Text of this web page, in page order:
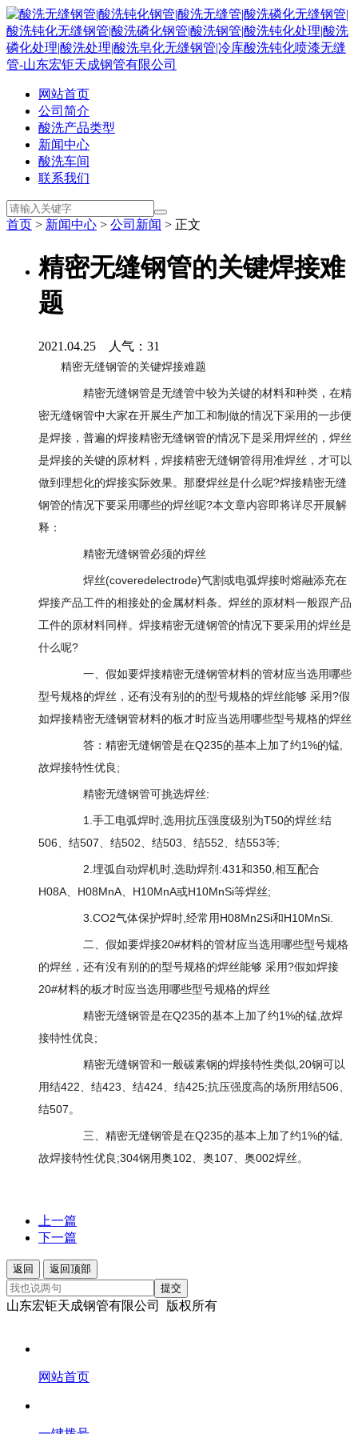
网站首页
公司简介
酸洗产品类型
新闻中心
酸洗车间
联系我们
首页 > 新闻中心 > 公司新闻 > 正文
精密无缝钢管的关键焊接难
题
2021.04.25 人气： 31
精密无缝钢管的关键焊接难题
精密无缝钢管是无缝管中较为关键的材料和种类，在精
密无缝钢管中大家在开展生产加工和制做的情况下采用的一步便
是焊接，普遍的焊接精密无缝钢管的情况下是采用焊丝的，焊丝
是焊接的关键的原材料，焊接精密无缝钢管得用准焊丝，才可以
做到理想化的焊接实际效果。那麼焊丝是什么呢?焊接精密无缝
钢管的情况下要采用哪些的焊丝呢?本文章内容即将详尽开展解
释：
精密无缝钢管必须的焊丝
焊丝(coveredelectrode)气割或电弧焊接时熔融添充在
焊接产品工件的相接处的金属材料条。焊丝的原材料一般跟产品
工件的原材料同样。焊接精密无缝钢管的情况下要采用的焊丝是
什么呢?
一、假如要焊接精密无缝钢管材料的管材应当选用哪些
型号规格的焊丝，还有没有别的的型号规格的焊丝能够 采用?假
如焊接精密无缝钢管材料的板才时应当选用哪些型号规格的焊丝
答：精密无缝钢管是在Q235的基本上加了约1%的锰,
故焊接特性优良;
精密无缝钢管可挑选焊丝:
1.手工电弧焊时,选用抗压强度级别为T50的焊丝:结
506、结507、结502、结503、结552、结553等;
2.埋弧自动焊机时,选助焊剂:431和350,相互配合
H08A、H08MnA、H10MnA或H10MnSi等焊丝;
3.CO2气体保护焊时,经常用H08Mn2Si和H10MnSi.
二、假如要焊接20#材料的管材应当选用哪些型号规格
的焊丝，还有没有别的的型号规格的焊丝能够 采用?假如焊接
20#材料的板才时应当选用哪些型号规格的焊丝
精密无缝钢管是在Q235的基本上加了约1%的锰,故焊
接特性优良;
精密无缝钢管和一般碳素钢的焊接特性类似,20钢可以
用结422、结423、结424、结425;抗压强度高的场所用结506、
结507。
三、精密无缝钢管是在Q235的基本上加了约1%的锰,
故焊接特性优良;304钢用奥102、奥107、奥002焊丝。
上一篇
下一篇
返回
返回顶部
提交
山东宏钜天成钢管有限公司 版权所有
网站首页